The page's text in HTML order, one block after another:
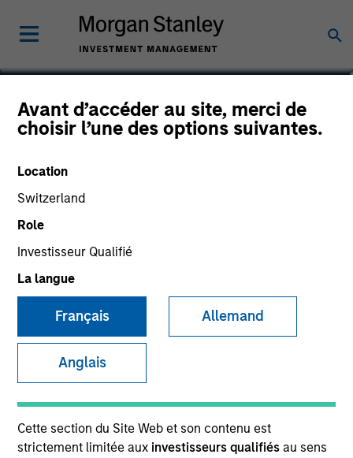
Avant d’accéder au site, merci de
choisir l’une des options suivantes.
Location
Switzerland
Role
Investisseur Qualifié
La langue
Français Allemand
Anglais
Cette section du Site Web et son contenu est
strictement limitée aux investisseurs qualifiésau sens
Brian C. Smith, CFP®
Head of the Wealth Education Center